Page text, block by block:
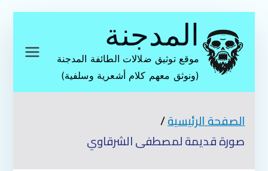
المحتوى
المدجنة
موقع توثيق ضلالات الطائفة المدجنة
(ونوثق معهم كلام أشعرية وسلفية)
الصفحة الرئيسية
صورة قديمة لمصطفى الشرقاوي